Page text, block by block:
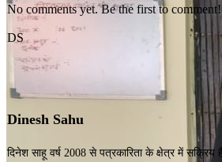
No comments yet. Be the first to comment!
DS
Dinesh Sahu
दिनेश साहू वर्ष 2008 से पत्रकारिता के क्षेत्र में सक्रिय